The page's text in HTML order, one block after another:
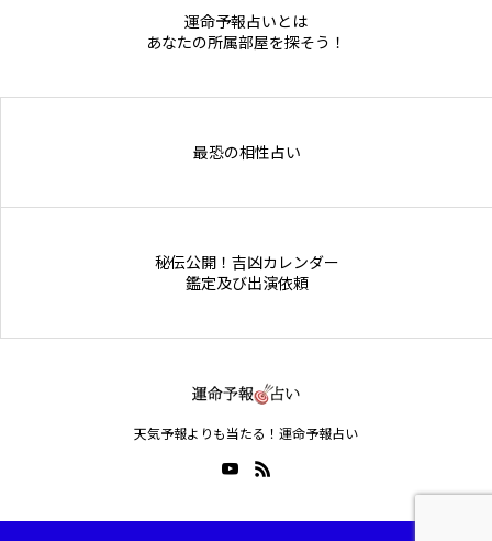
運命予報占いとは
あなたの所属部屋を探そう！
最恐の相性占い
秘伝公開！吉凶カレンダー
鑑定及び出演依頼
天気予報よりも当たる！運命予報占い